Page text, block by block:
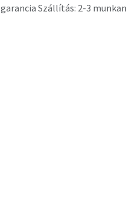
garancia Szállítás: 2-3